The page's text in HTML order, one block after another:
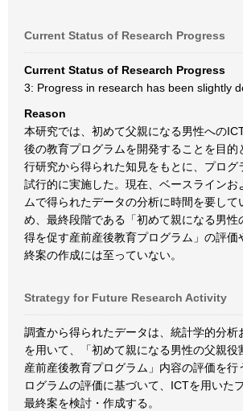
Current Status of Research Progress
Current Status of Research Progress
3: Progress in research has been slightly
Reason
本研究では、初めて父親になる男性への
後の教育プログラムを開発することを目的
行研究から得られた知見をもとに、プログ
試行的に実施した。現在、ベースラインお
ムで得られたデータの分析に時間を要して
め、最終段階である「初めて親になる男性
得を促す産前産後教育プログラム」の評価
終案の作成には至っていない。
Strategy for Future Research Activity
調査から得られたデータは、統計学的分析
を用いて、「初めて親になる男性の父親役
産前産後教育プログラム」内容の評価を行
ログラムの評価に基づいて、ICTを用いた
最終案を検討・作成する。